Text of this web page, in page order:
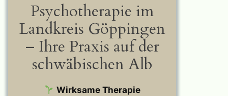
Psychotherapie im
Landkreis Göppingen
– Ihre Praxis auf der
schwäbischen Alb
Wirksame Therapie